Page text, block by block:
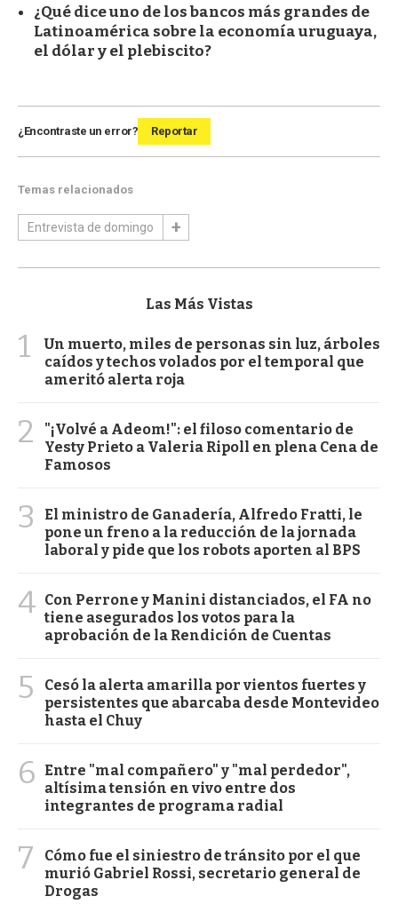
¿Qué dice uno de los bancos más grandes de
Latinoamérica sobre la economía uruguaya,
el dólar y el plebiscito?
¿Encontraste un error? Reportar
Temas relacionados
Entrevista de domingo
Las Más Vistas
1
Un muerto, miles de personas sin luz, árboles
caídos y techos volados por el temporal que
ameritó alerta roja
2
"¡Volvé a Adeom!": el filoso comentario de
Yesty Prieto a Valeria Ripoll en plena Cena de
Famosos
3
El ministro de Ganadería, Alfredo Fratti, le
pone un freno a la reducción de la jornada
laboral y pide que los robots aporten al BPS
4 Con Perrone y Manini distanciados, el FA no
tiene asegurados los votos para la
aprobación de la Rendición de Cuentas
5
Cesó la alerta amarilla por vientos fuertes y
persistentes que abarcaba desde Montevideo
hasta el Chuy
6
Entre "mal compañero" y "mal perdedor",
altísima tensión en vivo entre dos
integrantes de programa radial
7
Cómo fue el siniestro de tránsito por el que
murió Gabriel Rossi, secretario general de
Drogas